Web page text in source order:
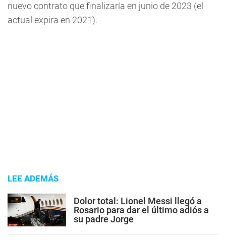
nuevo contrato que finalizaría en junio de 2023 (el
actual expira en 2021).
LEE ADEMÁS
Dolor total: Lionel Messi llegó a
Rosario para dar el último adiós a
su padre Jorge